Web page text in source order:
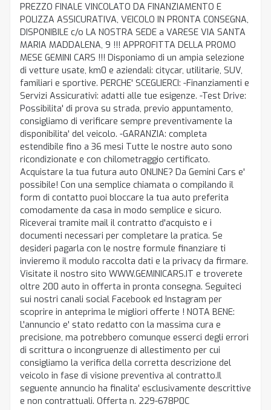
PREZZO FINALE VINCOLATO DA FINANZIAMENTO E
POLIZZA ASSICURATIVA, VEICOLO IN PRONTA CONSEGNA,
DISPONIBILE c/o LA NOSTRA SEDE a VARESE VIA SANTA
MARIA MADDALENA, 9 !!! APPROFITTA DELLA PROMO
MESE GEMINI CARS !!! Disponiamo di un ampia selezione
di vetture usate, km0 e aziendali: citycar, utilitarie, SUV,
familiari e sportive. PERCHE' SCEGLIERCI: -Finanziamenti e
Servizi Assicurativi: adatti alle tue esigenze. -Test Drive:
Possibilita' di prova su strada, previo appuntamento,
consigliamo di verificare sempre preventivamente la
disponibilita' del veicolo. -GARANZIA: completa
estendibile fino a 36 mesi Tutte le nostre auto sono
ricondizionate e con chilometraggio certificato.
Acquistare la tua futura auto ONLINE? Da Gemini Cars e'
possibile! Con una semplice chiamata o compilando il
form di contatto puoi bloccare la tua auto preferita
comodamente da casa in modo semplice e sicuro.
Riceverai tramite mail il contratto d'acquisto e i
documenti necessari per completare la pratica. Se
desideri pagarla con le nostre formule finanziare ti
invieremo il modulo raccolta dati e la privacy da firmare.
Visitate il nostro sito WWW.GEMINICARS.IT e troverete
oltre 200 auto in offerta in pronta consegna. Seguiteci
sui nostri canali social Facebook ed Instagram per
scoprire in anteprima le migliori offerte ! NOTA BENE:
L'annuncio e' stato redatto con la massima cura e
precisione, ma potrebbero comunque esserci degli errori
di scrittura o incongruenze di allestimento per cui
consigliamo la verifica della corretta descrizione del
veicolo in fase di visione preventiva al contratto.Il
seguente annuncio ha finalita' esclusivamente descrittive
e non contrattuali. Offerta n. 229-678P0C